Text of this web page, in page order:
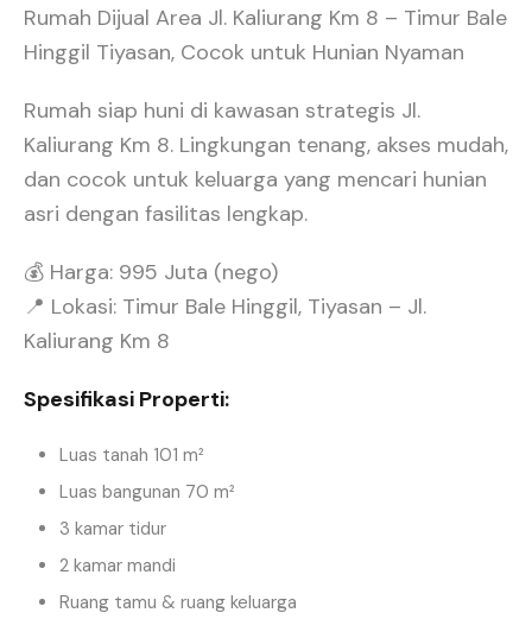
Rumah Dijual Area Jl. Kaliurang Km 8 – Timur Bale
Hinggil Tiyasan, Cocok untuk Hunian Nyaman
Rumah siap huni di kawasan strategis Jl.
Kaliurang Km 8. Lingkungan tenang, akses mudah,
dan cocok untuk keluarga yang mencari hunian
asri dengan fasilitas lengkap.
💰 Harga: 995 Juta (nego)
📍 Lokasi: Timur Bale Hinggil, Tiyasan – Jl.
Kaliurang Km 8
Spesifikasi Properti:
Luas tanah 101 m²
Luas bangunan 70 m²
3 kamar tidur
2 kamar mandi
Ruang tamu & ruang keluarga